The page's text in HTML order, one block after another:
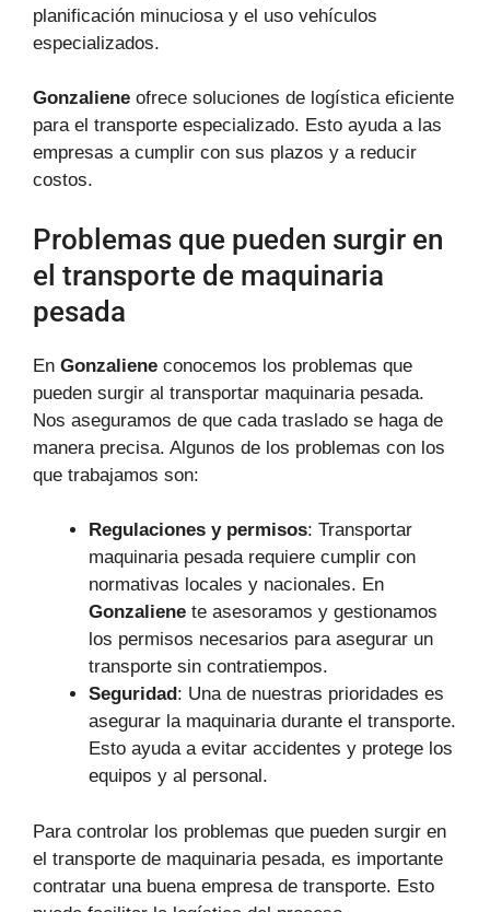
planificación minuciosa y el uso vehículos
especializados.
Gonzaliene ofrece soluciones de logística eficiente
para el transporte especializado. Esto ayuda a las
empresas a cumplir con sus plazos y a reducir
costos.
Problemas que pueden surgir en
el transporte de maquinaria
pesada
En Gonzaliene conocemos los problemas que
pueden surgir al transportar maquinaria pesada.
Nos aseguramos de que cada traslado se haga de
manera precisa. Algunos de los problemas con los
que trabajamos son:
Regulaciones y permisos: Transportar
maquinaria pesada requiere cumplir con
normativas locales y nacionales. En
Gonzaliene te asesoramos y gestionamos
los permisos necesarios para asegurar un
transporte sin contratiempos.
Seguridad: Una de nuestras prioridades es
asegurar la maquinaria durante el transporte.
Esto ayuda a evitar accidentes y protege los
equipos y al personal.
Para controlar los problemas que pueden surgir en
el transporte de maquinaria pesada, es importante
contratar una buena empresa de transporte. Esto